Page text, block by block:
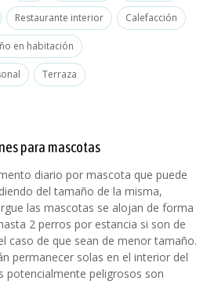
Restaurante interior Calefacción
en habitación
Terraza
para mascotas
diario por mascota que puede
del tamaño de la misma,
las mascotas se alojan de forma
2 perros por estancia si son de
caso de que sean de menor tamaño.
permanecer solas en el interior del
potencialmente peligrosos son